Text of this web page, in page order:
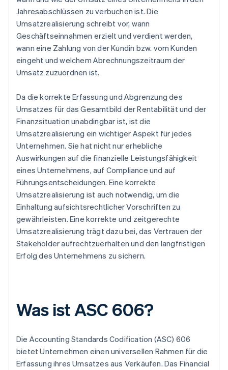
Jahresabschlüssen zu verbuchen ist. Die
Umsatzrealisierung schreibt vor, wann
Geschäftseinnahmen erzielt und verdient werden,
wann eine Zahlung von der Kundin bzw. vom Kunden
eingeht und welchem Abrechnungszeitraum der
Umsatz zuzuordnen ist.
Da die korrekte Erfassung und Abgrenzung des
Umsatzes für das Gesamtbild der Rentabilität und der
Finanzsituation unabdingbar ist, ist die
Umsatzrealisierung ein wichtiger Aspekt für jedes
Unternehmen. Sie hat nicht nur erhebliche
Auswirkungen auf die finanzielle Leistungsfähigkeit
eines Unternehmens, auf Compliance und auf
Führungsentscheidungen. Eine korrekte
Umsatzrealisierung ist auch notwendig, um die
Einhaltung aufsichtsrechtlicher Vorschriften zu
gewährleisten. Eine korrekte und zeitgerechte
Umsatzrealisierung trägt dazu bei, das Vertrauen der
Stakeholder aufrechtzuerhalten und den langfristigen
Erfolg des Unternehmens zu sichern.
Was ist ASC 606?
Die Accounting Standards Codification (ASC) 606
bietet Unternehmen einen universellen Rahmen für die
Erfassung ihres Umsatzes aus Verkäufen. Das Financial